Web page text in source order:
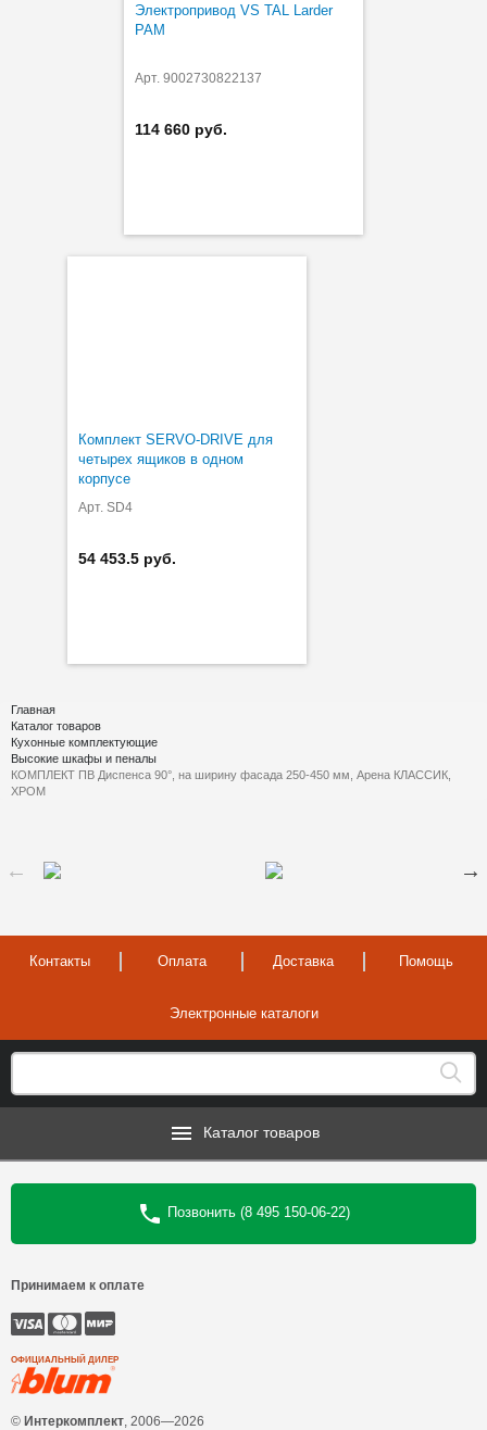
Электропривод VS TAL Larder
PAM
Арт. 9002730822137
114 660 руб.
Комплект SERVO-DRIVE для
четырех ящиков в одном
корпусе
Арт. SD4
54 453.5 руб.
Главная
Каталог товаров
Кухонные комплектующие
Высокие шкафы и пеналы
КОМПЛЕКТ ПВ Диспенса 90°, на ширину фасада 250-450 мм, Арена КЛАССИК,
ХРОМ
Контакты Оплата Доставка Помощь
Электронные каталоги
Каталог товаров
Позвонить (8 495 150-06-22)
Принимаем к оплате
ОФИЦИАЛЬНЫЙ ДИЛЕР
© Интеркомплект , 2006—2026